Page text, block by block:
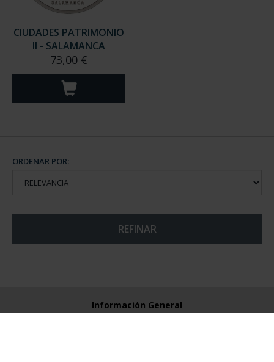
CIUDADES PATRIMONIO
II - SALAMANCA
73,00 €
ORDENAR POR:
REFINAR
Información General